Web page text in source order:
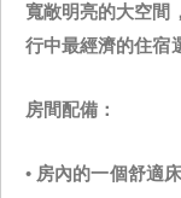
寬敞明亮的大空間
行中最經濟的住宿
房間配備：
• 房內的一個舒適